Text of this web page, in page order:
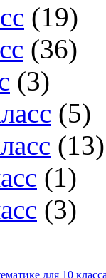
(19)
(36)
(3)
(5)
(13)
(1)
(3)